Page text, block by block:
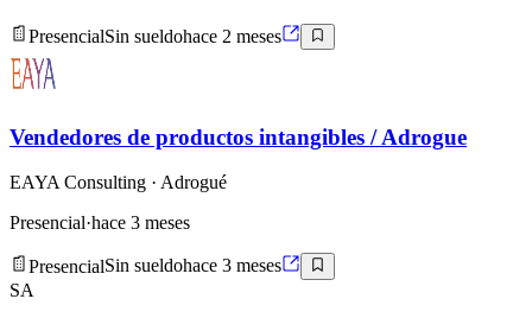
PresencialSin sueldohace 2 meses
Vendedores de productos intangibles / Adrogue
EAYA Consulting · Adrogué
Presencial·hace 3 meses
PresencialSin sueldohace 3 meses
SA